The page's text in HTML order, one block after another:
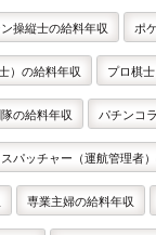
ン操縦士の給料年収 ポ
）の給料年収 プロ棋
の給料年収 パチンコ
パッチャー（運航管理者
専業主婦の給料年収